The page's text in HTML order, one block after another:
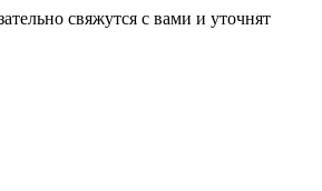
свяжутся с вами и уточнят